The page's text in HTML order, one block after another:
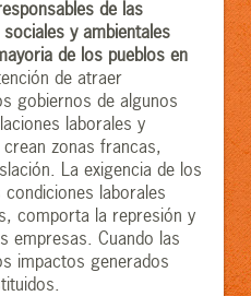
de las
y ambientales
de los pueblos en
de atraer
gobiernos de algunos
laborales y
zonas francas,
La exigencia de los
laborales
comporta la represión y
empresas. Cuando las
impactos generados